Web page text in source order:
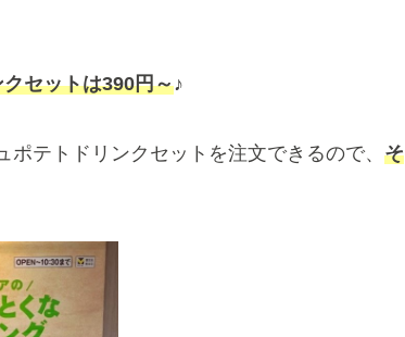
セットは390円～♪
テトドリンクセットを注文できるので、 そ